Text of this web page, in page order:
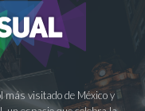
más visitado de México y